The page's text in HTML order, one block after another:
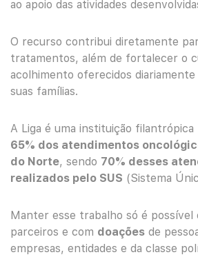
ao apoio das atividades
O recurso contribui diretamente
tratamentos, além de fortalecer o
acolhimento oferecidos
suas famílias.
A Liga é uma instituição
65% dos atendimentos
do Norte, sendo 70% desses
realizados pelo SUS (Sistema
Manter esse trabalho só é possível
parceiros e com doações de
empresas, entidades e da classe